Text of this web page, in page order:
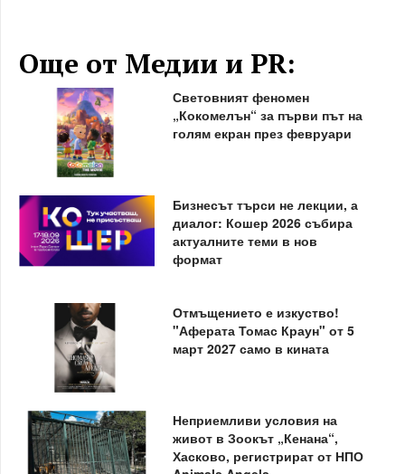
Още от Медии и PR:
Световният феномен
„Кокомелън“ за първи път на
голям екран през февруари
Бизнесът търси не лекции, а
диалог: Кошер 2026 събира
актуалните теми в нов
формат
Отмъщението е изкуство!
"Аферата Томас Краун" от 5
март 2027 само в кината
Неприемливи условия на
живот в Зоокът „Кенана“,
Хасково, регистрират от НПО